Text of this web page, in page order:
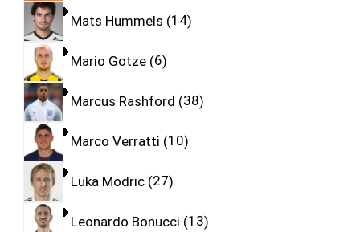
Mats Hummels 14
Mario Gotze 6
Marcus Rashford 38
Marco Verratti 10
Luka Modric 27
Leonardo Bonucci 13